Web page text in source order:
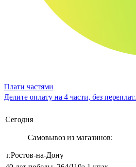
Плати частями
Делите оплату на 4 части, без переплат.
Сегодня
Самовывоз из магазинов:
г.Ростов-на-Дону